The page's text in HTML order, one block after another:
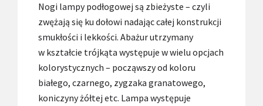
Nogi lampy podłogowej są zbieżyste – czyli
zwężają się ku dołowi nadając całej konstrukcji
smukłości i lekkości. Abażur utrzymany
w kształcie trójkąta występuje w wielu opcjach
kolorystycznych – począwszy od koloru
białego, czarnego, zygzaka granatowego,
koniczyny żółtej etc. Lampa występuje